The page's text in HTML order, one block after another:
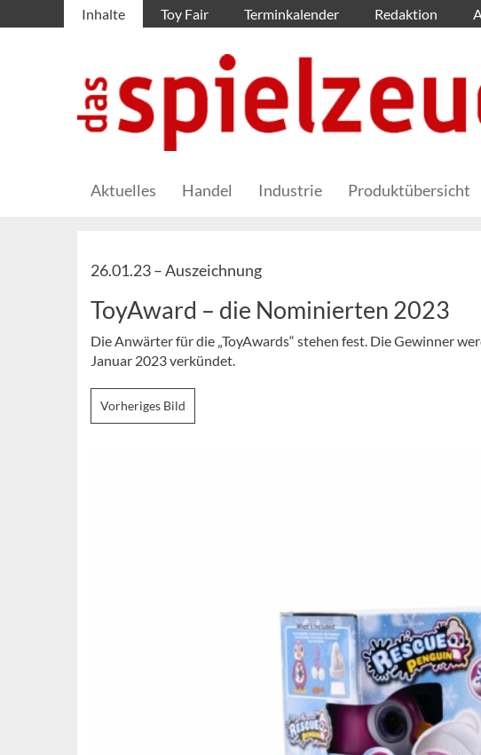
Inhalte Toy Fair Terminkalender Redaktion
Aktuelles Handel Industrie Produktübersicht
26.01.23 –Auszeichnung
ToyAward – die Nominierten 2023
Die Anwärter für die „ToyAwards“ stehen fest. Die Gewinner
Januar 2023 verkündet.
Vorheriges Bild